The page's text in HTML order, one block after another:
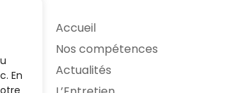
En
Accueil
Nos compétences
Actualités